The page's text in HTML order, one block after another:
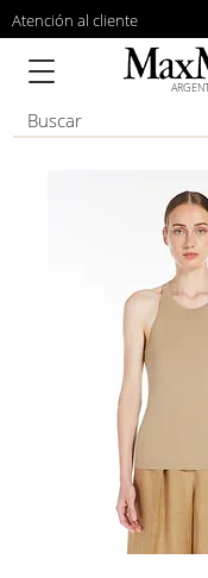
Atención al cliente